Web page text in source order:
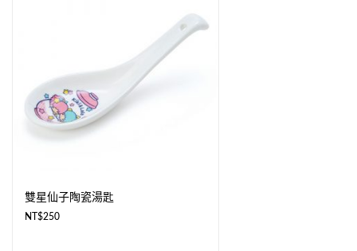
雙星仙子陶瓷湯匙
NT$250